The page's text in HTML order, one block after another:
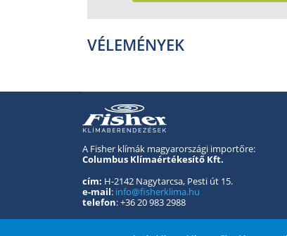
VÉLEMÉNYEK
A Fisher klímák magyarországi importőre:
Columbus Klímaértékesítő Kft.
cím: H-2142 Nagytarcsa, Pesti út 15.
e-mail: info@fisherklima.hu
telefon: +36 20 983 2988